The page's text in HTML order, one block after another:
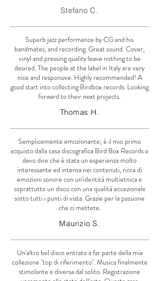
Stefano C.
Superb jazz performance by CG and his
bandmates, and recording. Great sound. Cover,
vinyl and pressing quality leave nothing to be
desired. The people at the label in Italy are very
nice and responsive. Highly recommended! A
good start into collecting Birdbox records. Looking
forward to their next projects.
Thomas H.
Semplicemente emozionante; è il mio primo
acquisto dalla casa discografica Bird Box Records e
devo dire che è stata un esperienza molto
interessante ed intensa nei contenuti, ricca di
emozioni sonore con un'identità multietnica e
soprattutto un disco con una qualità eccezionale
sotto tutti i punti di vista. Grazie per la passione
che ci mettete.
Maurizio S.
Un'altro bel disco entrato a far parte della mia
collezione "top di riferimento". Musica finalmente
stimolante e diversa dal solito. Registrazione